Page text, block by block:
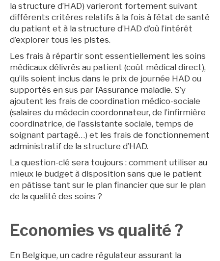
la structure d’HAD) varieront fortement suivant
différents critères relatifs à la fois à l’état de santé
du patient et à la structure d’HAD d’où l’intérêt
d’explorer tous les pistes.
Les frais à répartir sont essentiellement les soins
médicaux dé­livrés au patient (coût médical direct),
qu’ils soient inclus dans le prix de jour­née HAD ou
supportés en sus par l’As­surance maladie. S’y
ajoutent les frais de coordination médico-sociale
(salaires du médecin coordonnateur, de l’infirmière
coordinatrice, de l’assistante sociale, temps de
soignant partagé…) et les frais de fonctionnement
administratif de la structure d’HAD.
La question-clé sera toujours : comment utiliser au
mieux le budget à disposition sans que le patient
en pâtisse tant sur le plan financier que sur le plan
de la qualité des soins ?
Economies vs qualité ?
En Belgique, un cadre régulateur assurant la